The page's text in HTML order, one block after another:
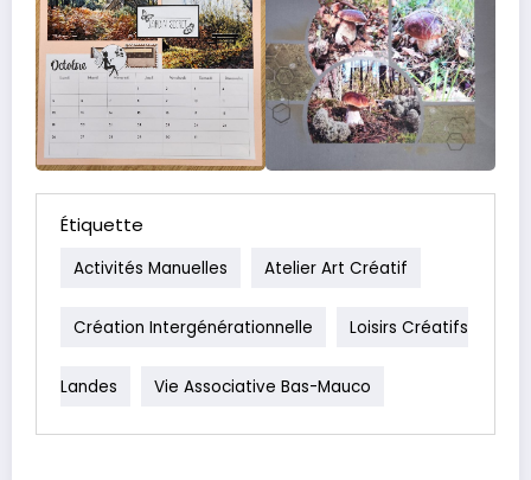
Étiquette
Activités Manuelles Atelier Art Créatif
Création Intergénérationnelle Loisirs Créatifs
Landes Vie Associative Bas-Mauco